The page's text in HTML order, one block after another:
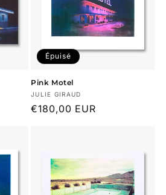
Épuisé
Pink Motel
Fournisseur :
JULIE GIRAUD
Prix
€180,00 EUR